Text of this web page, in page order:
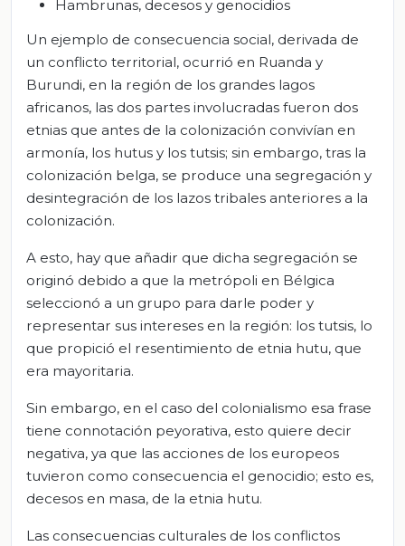
Hambrunas, decesos y genocidios
Un ejemplo de consecuencia social, derivada de
un conflicto territorial, ocurrió en Ruanda y
Burundi, en la región de los grandes lagos
africanos, las dos partes involucradas fueron dos
etnias que antes de la colonización convivían en
armonía, los hutus y los tutsis; sin embargo, tras la
colonización belga, se produce una segregación y
desintegración de los lazos tribales anteriores a la
colonización.
A esto, hay que añadir que dicha segregación se
originó debido a que la metrópoli en Bélgica
seleccionó a un grupo para darle poder y
representar sus intereses en la región: los tutsis, lo
que propició el resentimiento de etnia hutu, que
era mayoritaria.
Sin embargo, en el caso del colonialismo esa frase
tiene connotación peyorativa, esto quiere decir
negativa, ya que las acciones de los europeos
tuvieron como consecuencia el genocidio; esto es,
decesos en masa, de la etnia hutu.
Las consecuencias culturales de los conflictos